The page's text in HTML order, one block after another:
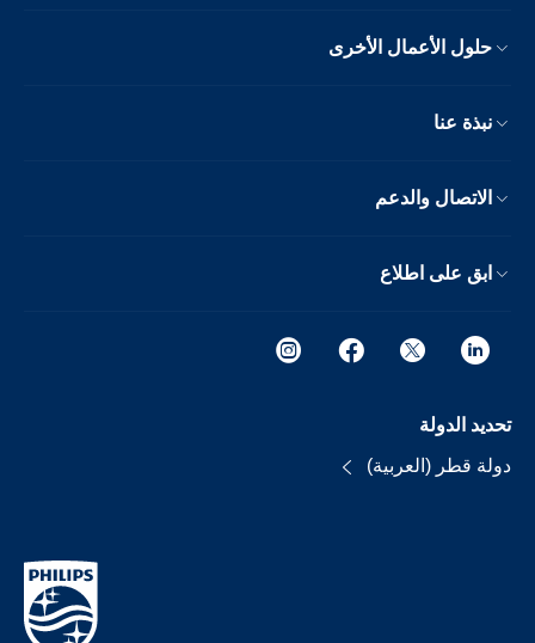
حلول الأعمال الأخرى
نبذة عنا
الاتصال والدعم
ابق على اطلاع
تحديد الدولة
دولة قطر (العربية)